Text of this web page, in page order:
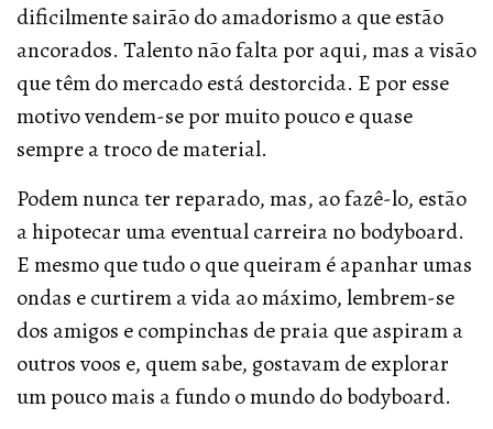
dificilmente sairão do amadorismo a que estão
ancorados. Talento não falta por aqui, mas a visão
que têm do mercado está destorcida. E por esse
motivo vendem-se por muito pouco e quase
sempre a troco de material.
Podem nunca ter reparado, mas, ao fazê-lo, estão
a hipotecar uma eventual carreira no bodyboard.
E mesmo que tudo o que queiram é apanhar umas
ondas e curtirem a vida ao máximo, lembrem-se
dos amigos e compinchas de praia que aspiram a
outros voos e, quem sabe, gostavam de explorar
um pouco mais a fundo o mundo do bodyboard.